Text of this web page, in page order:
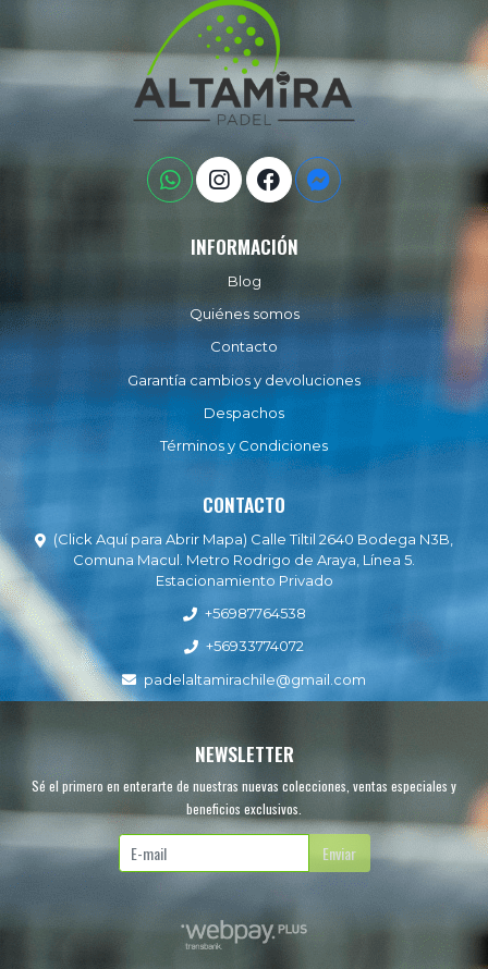
INFORMACIÓN
Blog
Quiénes somos
Contacto
Garantía cambios y devoluciones
Despachos
Términos y Condiciones
CONTACTO
(Click Aquí para Abrir Mapa) Calle Tiltil 2640 Bodega N3B,
Comuna Macul. Metro Rodrigo de Araya, Línea 5.
Estacionamiento Privado
+56987764538
+56933774072
padelaltamirachile@gmail.com
NEWSLETTER
Sé el primero en enterarte de nuestras nuevas colecciones, ventas especiales y
beneficios exclusivos.
Enviar